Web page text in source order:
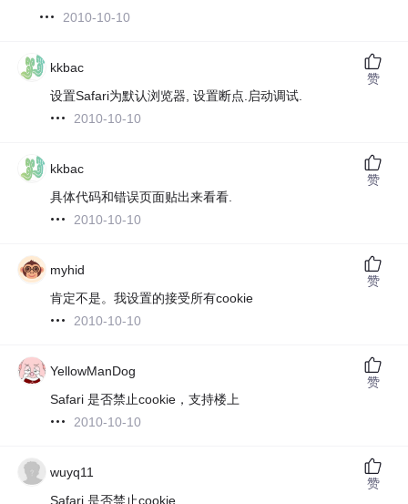
2010-10-10
kkbac
设置Safari为默认浏览器, 设置断点.启动调试.
2010-10-10
赞
kkbac
具体代码和错误页面贴出来看看.
2010-10-10
赞
myhid
肯定不是。我设置的接受所有cookie
2010-10-10
赞
YellowManDog
Safari 是否禁止cookie，支持楼上
2010-10-10
赞
wuyq11
Safari 是否禁止cookie
赞